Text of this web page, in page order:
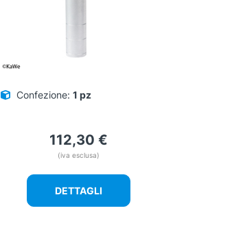
Confezione: 1 pz
112,30 €
(iva esclusa)
DETTAGLI